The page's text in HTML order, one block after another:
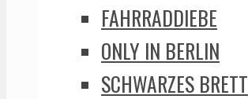
FAHRRADDIEBE
ONLY IN BERLIN
SCHWARZES BRETT